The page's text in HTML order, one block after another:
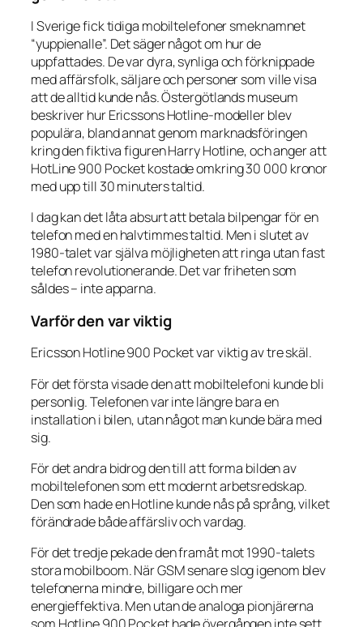
I Sverige fick tidiga mobiltelefoner smeknamnet
“yuppienalle”. Det säger något om hur de
uppfattades. De var dyra, synliga och förknippade
med affärsfolk, säljare och personer som ville visa
att de alltid kunde nås. Östergötlands museum
beskriver hur Ericssons Hotline-modeller blev
populära, bland annat genom marknadsföringen
kring den fiktiva figuren Harry Hotline, och anger att
HotLine 900 Pocket kostade omkring 30 000 kronor
med upp till 30 minuters taltid.
I dag kan det låta absurt att betala bilpengar för en
telefon med en halvtimmes taltid. Men i slutet av
1980-talet var själva möjligheten att ringa utan fast
telefon revolutionerande. Det var friheten som
såldes – inte apparna.
Varför den var viktig
Ericsson Hotline 900 Pocket var viktig av tre skäl.
För det första visade den att mobiltelefoni kunde bli
personlig. Telefonen var inte längre bara en
installation i bilen, utan något man kunde bära med
sig.
För det andra bidrog den till att forma bilden av
mobiltelefonen som ett modernt arbetsredskap.
Den som hade en Hotline kunde nås på språng, vilket
förändrade både affärsliv och vardag.
För det tredje pekade den framåt mot 1990-talets
stora mobilboom. När GSM senare slog igenom blev
telefonerna mindre, billigare och mer
energieffektiva. Men utan de analoga pionjärerna